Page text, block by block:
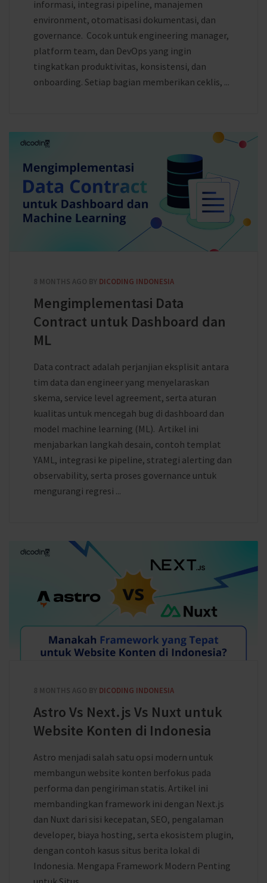
informasi, integrasi pipeline, manajemen
environment, otomatisasi dokumentasi, dan
governance. Cocok untuk engineering manager,
platform team, dan DevOps yang ingin
tingkatkan produktivitas, konsistensi, dan
onboarding. Setiap bagian memberikan ceklis, ...
8 MONTHS AGO BY DICODING INDONESIA
Mengimplementasi Data
Contract untuk Dashboard dan
ML
Data contract adalah perjanjian eksplisit antara
tim data dan engineer yang menyelaraskan
skema, service level agreement, serta aturan
kualitas untuk mencegah bug di dashboard dan
model machine learning (ML). Artikel ini
menjabarkan langkah desain, contoh templat
YAML, integrasi ke pipeline, strategi alerting dan
observability, serta proses governance untuk
mengurangi regresi ...
8 MONTHS AGO BY DICODING INDONESIA
Astro Vs Next.js Vs Nuxt untuk
Website Konten di Indonesia
Astro menjadi salah satu opsi modern untuk
membangun website konten berfokus pada
performa dan pengiriman statis. Artikel ini
membandingkan framework ini dengan Next.js
dan Nuxt dari sisi kecepatan, SEO, pengalaman
developer, biaya hosting, serta ekosistem plugin,
dengan contoh kasus situs berita lokal di
Indonesia. Mengapa Framework Modern Penting